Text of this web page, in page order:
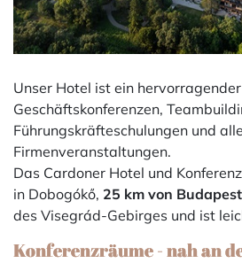
Unser Hotel ist ein
Geschäftskonferenzen,
Führungskräfteschulungen und
Firmenveranstaltungen.
Das Cardoner Hotel und
in Dobogókő, 25 km von Budapest
des Visegrád-Gebirges und ist
Konferenzräume - nah an